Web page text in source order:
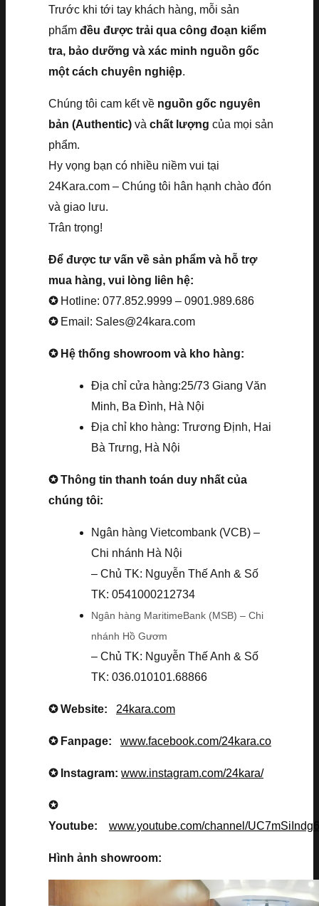
Trước khi tới tay khách hàng, mỗi sản
phẩm đều được trải qua công đoạn kiểm
tra, bảo dưỡng và xác minh nguồn gốc
một cách chuyên nghiệp.
Chúng tôi cam kết về nguồn gốc nguyên
bản (Authentic) và chất lượng của mọi sản
phẩm.
Hy vọng bạn có nhiều niềm vui tại
24Kara.com – Chúng tôi hân hạnh chào đón
và giao lưu.
Trân trọng!
Để được tư vấn về sản phẩm và hỗ trợ
mua hàng, vui lòng liên hệ:
✪ Hotline: 077.852.9999 – 0901.989.686
✪ Email: Sales@24kara.com
✪ Hệ thống showroom và kho hàng:
Địa chỉ cửa hàng:25/73 Giang Văn
Minh, Ba Đình, Hà Nội
Địa chỉ kho hàng: Trương Định, Hai
Bà Trưng, Hà Nội
✪ Thông tin thanh toán duy nhất của
chúng tôi:
Ngân hàng Vietcombank (VCB) –
Chi nhánh Hà Nội
– Chủ TK: Nguyễn Thế Anh & Số
TK: 0541000212734
Ngân hàng MaritimeBank (MSB) – Chi
nhánh Hồ Gươm
– Chủ TK: Nguyễn Thế Anh & Số
TK: 036.010101.68866
✪ Website: 24kara.com
✪ Fanpage: www.facebook.com/24kara.co
✪ Instagram: www.instagram.com/24kara/
✪
Youtube: www.youtube.com/channel/
Hình ảnh showroom: